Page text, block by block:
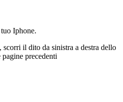
Iphone.
il dito da sinistra a destra dello
precedenti